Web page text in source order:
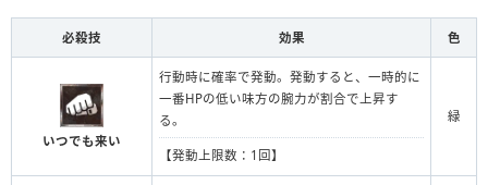
必殺技 効果 色
いつでも来い
行動時に確率で発動。発動すると、一時的に
一番HPの低い味方の腕力が割合で上昇す
る。
【発動上限数：1回】
緑